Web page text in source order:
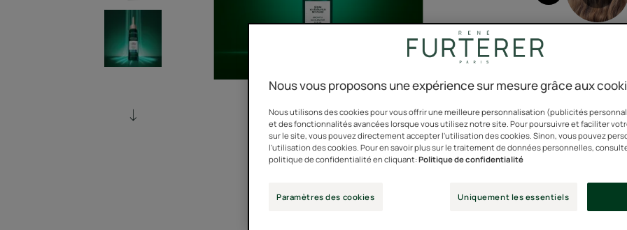
Le sérum
des cheveux 2X
Texture ultra
application facile et
* Test en vie réelle
Nous vous proposons une expérience sur mesure grâce aux
Nous utilisons des cookies pour vous offrir une meilleure personnalisation (publicités
et des fonctionnalités avancées lorsque vous utilisez notre site. Pour poursuivre et faciliter
sur le site, vous pouvez directement accepter l'utilisation des cookies. Sinon, vous pouvez
l'utilisation des cookies. Pour en savoir plus sur le traitement de données personnelles,
politique de confidentialité en cliquant:Politique de confidentialité
Paramètres des cookies Uniquement les essentiels